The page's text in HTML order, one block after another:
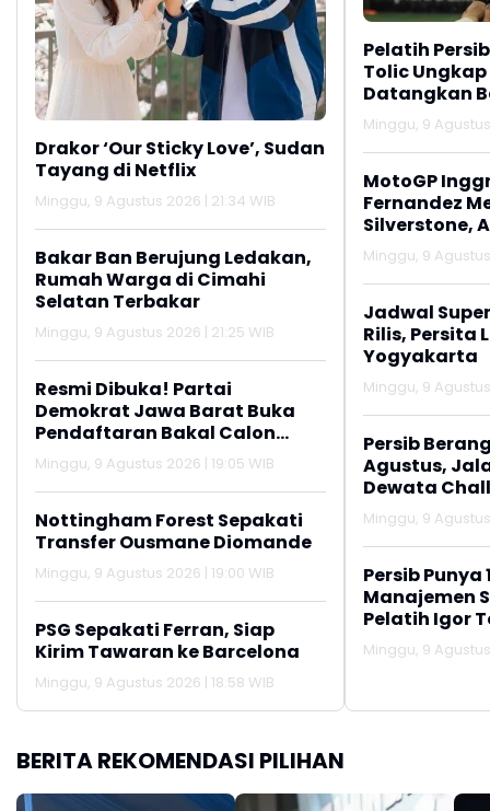
Drakor ‘Our Sticky Love’, Sudan
Tayang di Netflix
Minggu, 9 Agustus 2026 | 21:34 WIB
Bakar Ban Berujung Ledakan,
Rumah Warga di Cimahi
Selatan Terbakar
Minggu, 9 Agustus 2026 | 21:25 WIB
Resmi Dibuka! Partai
Demokrat Jawa Barat Buka
Pendaftaran Bakal Calon
Ketua DPD
Minggu, 9 Agustus 2026 | 19:05 WIB
Nottingham Forest Sepakati
Transfer Ousmane Diomande
Minggu, 9 Agustus 2026 | 19:00 WIB
PSG Sepakati Ferran, Siap
Kirim Tawaran ke Barcelona
Minggu, 9 Agustus 2026 | 18:58 WIB
Pelatih
Tolic
Datangkan
Minggu, 9 Agustus
MotoGP
Fernandez
Silverstone,
Podium
Minggu, 9
Jadwal
Rilis, Persita
Yogyakarta
Minggu, 9 Agustus
Persib
Agustus,
Dewata
Minggu, 9 Agustus
Persib Punya
Manajemen
Pelatih Igor
Minggu, 9 Agustus
BERITA REKOMENDASI PILIHAN